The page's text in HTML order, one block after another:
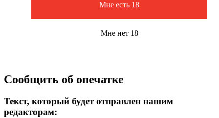
Мне есть 18
Мне нет 18
Сообщить об опечатке
Текст, который будет отправлен нашим
редакторам: